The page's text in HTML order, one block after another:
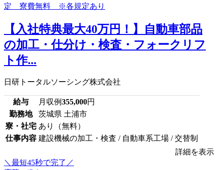
【入社特典最大40万円！】自動車部品
の加工・仕分け・検査・フォークリフ
ト作...
日研トータルソーシング株式会社
給与 月収例355,000円
勤務地
茨城県 土浦市
寮・社宅 あり（無料）
仕事内容 建設機械の加工・検査 / 自動車系工場 / 交替制
詳細を表示
＼最短45秒で完了／